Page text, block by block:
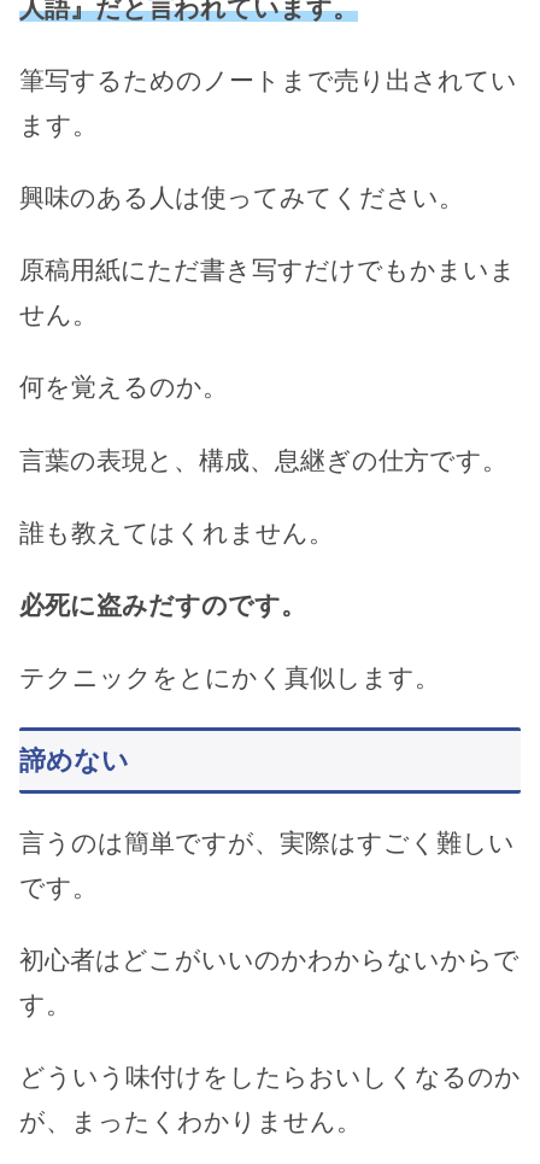
人語』だと言われています。
筆写するためのノートまで売り出されてい
ます。
興味のある人は使ってみてください。
原稿用紙にただ書き写すだけでもかまいま
せん。
何を覚えるのか。
言葉の表現と、構成、息継ぎの仕方です。
誰も教えてはくれません。
必死に盗みだすのです。
テクニックをとにかく真似します。
諦めない
言うのは簡単ですが、実際はすごく難しい
です。
初心者はどこがいいのかわからないからで
す。
どういう味付けをしたらおいしくなるのか
が、まったくわかりません。